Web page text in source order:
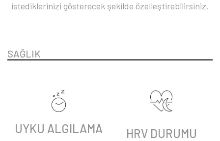
istediklerinizi gösterecek şekilde özelleştirebilirsiniz.
SAĞLIK
UYKU ALGILAMA HRV DURUMU